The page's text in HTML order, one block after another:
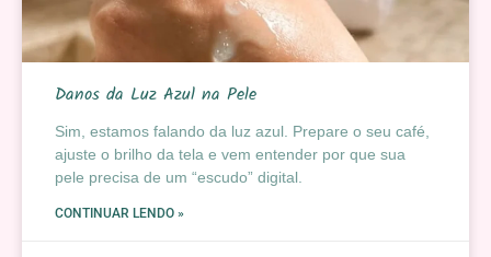
Danos da Luz Azul na Pele
Sim, estamos falando da luz azul. Prepare o seu café,
ajuste o brilho da tela e vem entender por que sua
pele precisa de um “escudo” digital.
CONTINUAR LENDO »